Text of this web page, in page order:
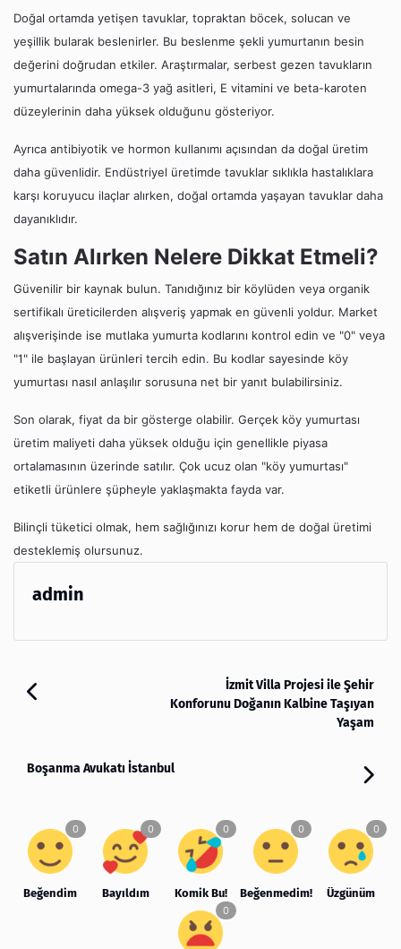
Doğal ortamda yetişen tavuklar, topraktan böcek, solucan ve
yeşillik bularak beslenirler. Bu beslenme şekli yumurtanın besin
değerini doğrudan etkiler. Araştırmalar, serbest gezen tavukların
yumurtalarında omega-3 yağ asitleri, E vitamini ve beta-karoten
düzeylerinin daha yüksek olduğunu gösteriyor.
Ayrıca antibiyotik ve hormon kullanımı açısından da doğal üretim
daha güvenlidir. Endüstriyel üretimde tavuklar sıklıkla hastalıklara
karşı koruyucu ilaçlar alırken, doğal ortamda yaşayan tavuklar daha
dayanıklıdır.
Satın Alırken Nelere Dikkat Etmeli?
Güvenilir bir kaynak bulun. Tanıdığınız bir köylüden veya organik
sertifikalı üreticilerden alışveriş yapmak en güvenli yoldur. Market
alışverişinde ise mutlaka yumurta kodlarını kontrol edin ve "0" veya
"1" ile başlayan ürünleri tercih edin. Bu kodlar sayesinde köy
yumurtası nasıl anlaşılır sorusuna net bir yanıt bulabilirsiniz.
Son olarak, fiyat da bir gösterge olabilir. Gerçek köy yumurtası
üretim maliyeti daha yüksek olduğu için genellikle piyasa
ortalamasının üzerinde satılır. Çok ucuz olan "köy yumurtası"
etiketli ürünlere şüpheyle yaklaşmakta fayda var.
Bilinçli tüketici olmak, hem sağlığınızı korur hem de doğal üretimi
desteklemiş olursunuz.
admin
İzmit Villa Projesi ile Şehir
Konforunu Doğanın Kalbine Taşıyan
Yaşam
Boşanma Avukatı İstanbul
Beğendim Bayıldım Komik Bu! Beğenmedim! Üzgünüm